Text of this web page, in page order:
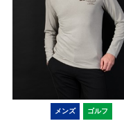
メンズ ゴルフ